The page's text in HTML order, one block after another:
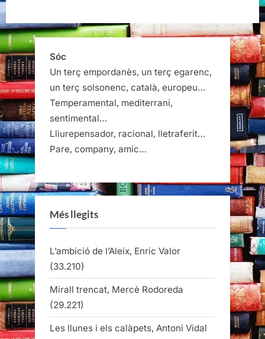
Sóc
Un terç empordanès, un terç egarenc,
un terç solsonenc, català, europeu…
Temperamental, mediterrani,
sentimental…
Lliurepensador, racional, lletraferit…
Pare, company, amic…
Més llegits
L’ambició de l’Aleix, Enric Valor
(33.210)
Mirall trencat, Mercè Rodoreda
(29.221)
Les llunes i els calàpets, Antoni Vidal